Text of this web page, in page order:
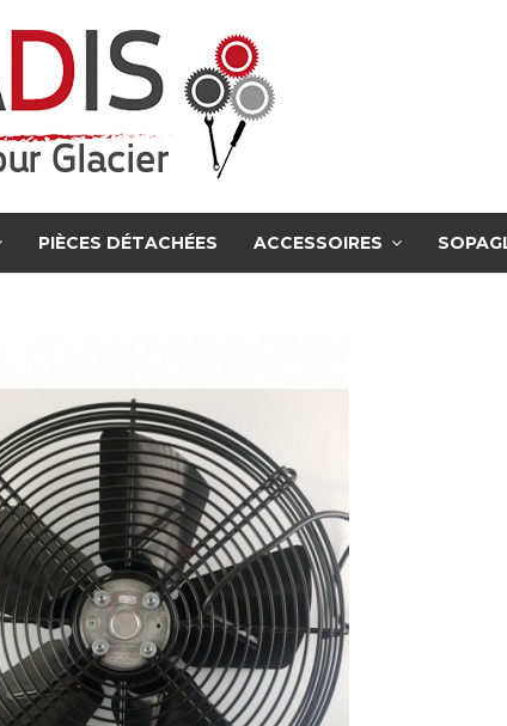
PIÈCES DÉTACHÉES ACCESSOIRES